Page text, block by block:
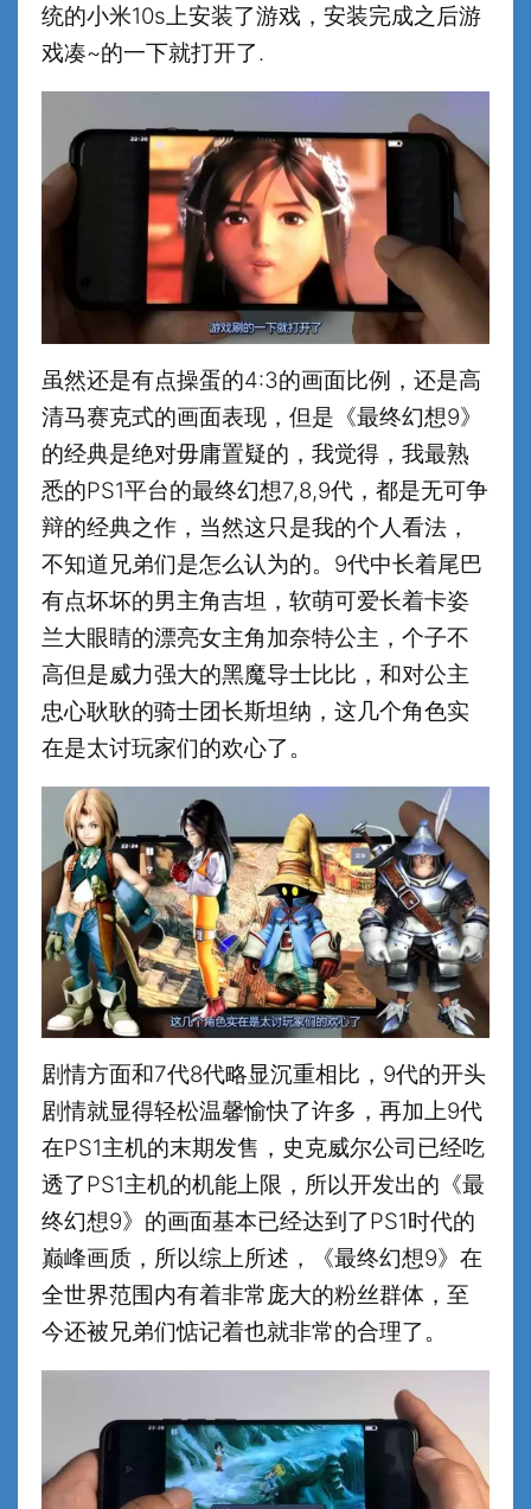
统的小米10s上安装了游戏，安装完成之后游
戏凑~的一下就打开了.
虽然还是有点操蛋的4:3的画面比例，还是高
清马赛克式的画面表现，但是《最终幻想9》
的经典是绝对毋庸置疑的，我觉得，我最熟
悉的PS1平台的最终幻想7,8,9代，都是无可争
辩的经典之作，当然这只是我的个人看法，
不知道兄弟们是怎么认为的。9代中长着尾巴
有点坏坏的男主角吉坦，软萌可爱长着卡姿
兰大眼睛的漂亮女主角加奈特公主，个子不
高但是威力强大的黑魔导士比比，和对公主
忠心耿耿的骑士团长斯坦纳，这几个角色实
在是太讨玩家们的欢心了。
剧情方面和7代8代略显沉重相比，9代的开头
剧情就显得轻松温馨愉快了许多，再加上9代
在PS1主机的末期发售，史克威尔公司已经吃
透了PS1主机的机能上限，所以开发出的《最
终幻想9》的画面基本已经达到了PS1时代的
巅峰画质，所以综上所述，《最终幻想9》在
全世界范围内有着非常庞大的粉丝群体，至
今还被兄弟们惦记着也就非常的合理了。